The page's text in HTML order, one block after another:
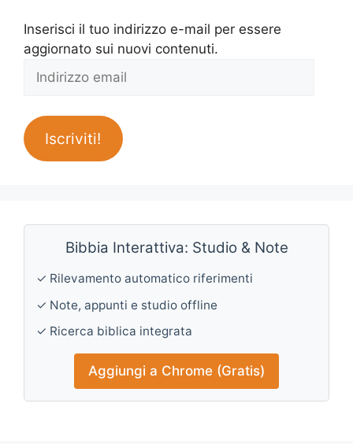
Inserisci il tuo indirizzo e-mail per essere
aggiornato sui nuovi contenuti.
email
Iscriviti!
Bibbia Interattiva: Studio & Note
✓ Rilevamento automatico riferimenti
✓ Note, appunti e studio offline
✓ Ricerca biblica integrata
Aggiungi a Chrome (Gratis)